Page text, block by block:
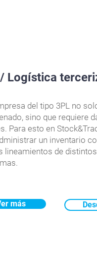
Logística
del tipo 3PL no
sino que requiere
Para esto en
un inventario
lineamientos de
más